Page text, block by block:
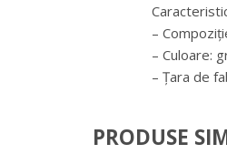
–
– Culoare:
– Țara de
PRODUSE